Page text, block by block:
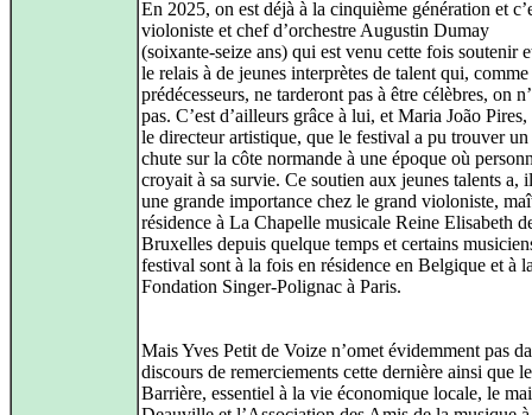
En 2025, on est déjà à la cinquième génération et
violoniste et chef d’orchestre Augustin Dumay
(soixante‑seize ans) qui est venu cette fois soutenir
le relais à de jeunes interprètes de talent qui,
prédécesseurs, ne tarderont pas à être célèbres, on
pas. C’est d’ailleurs grâce à lui, et Maria João
le directeur artistique, que le festival a pu trouver
chute sur la côte normande à une époque où
croyait à sa survie. Ce soutien aux jeunes talents a,
une grande importance chez le grand violoniste,
résidence à La Chapelle musicale Reine Elisabeth
Bruxelles depuis quelque temps et certains
festival sont à la fois en résidence en Belgique et à
Fondation Singer‑Polignac à Paris.
Mais Yves Petit de Voize n’omet évidemment pas
discours de remerciements cette dernière ainsi que
Barrière, essentiel à la vie économique locale, le